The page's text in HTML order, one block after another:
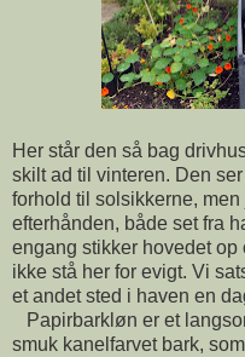
Her står den så bag
skilt ad til vinteren. Den
forhold til solsikkerne,
efterhånden, både set fra
engang stikker hovedet
ikke stå her for evigt. Vi
et andet sted i haven en
Papirbarkløn er et
smuk kanelfarvet bark,